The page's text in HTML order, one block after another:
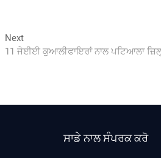
NextNext
post:
11 ਜੇਈਈ ਕੁਆਲੀਫਾਇਰਾਂ ਨਾਲ ਪਟਿਆਲਾ
ਸਾਡੇ ਨਾਲ ਸੰਪਰਕ ਕਰੋ